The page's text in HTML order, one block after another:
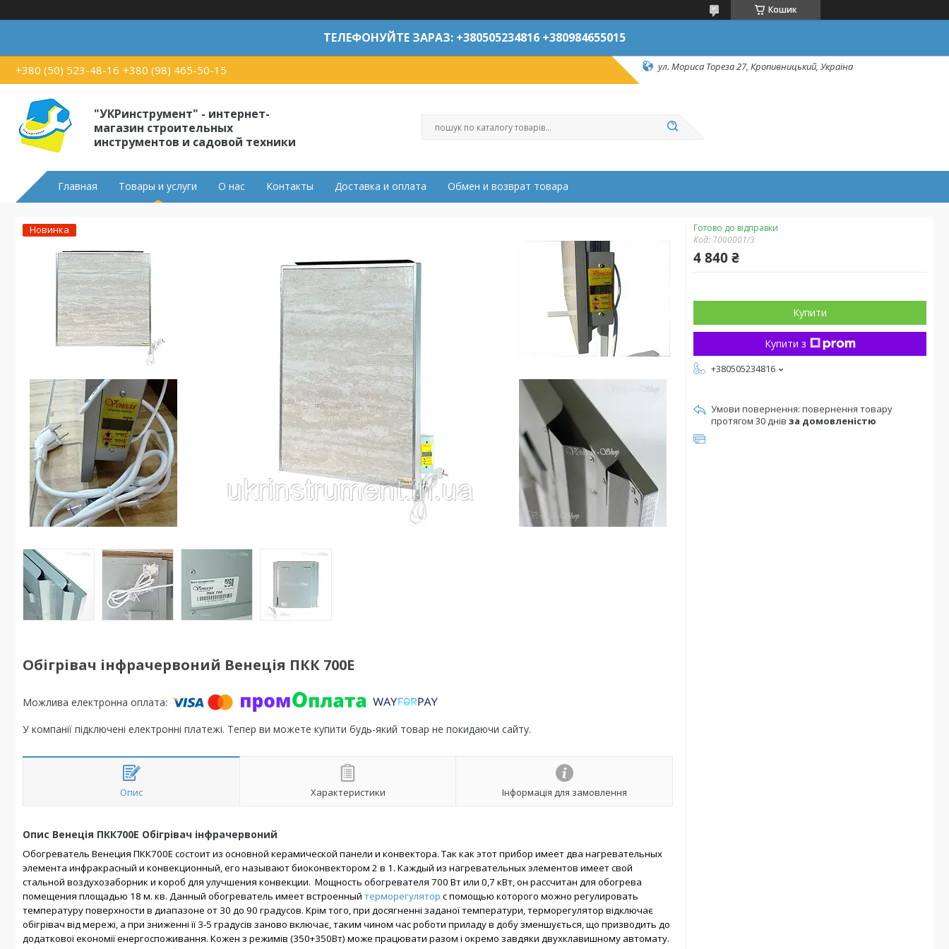
Кошик
ТЕЛЕФОНУЙТЕ ЗАРАЗ: +380505234816 +380984655015
+380 (50) 523-48-16 +380 (98) 465-50-15 ул. Мориса Тореза 27, Кропивницький, Україна
"УКРинструмент" - интернет-
магазин строительных
инструментов и садовой техники
Главная Товары и услуги О нас Контакты Доставка и оплата Обмен и возврат товара
Новинка
Обігрівач інфрачервоний Венеція ПКК 700E
У компанії підключені електронні платежі. Тепер ви можете купити будь-який товар не покидаючи сайту.
Опис Характеристики Інформація для замовлення
Опис Венеція ПКК700Е Обігрівач інфрачервоний
Обогреватель Венеция ПКК700Е состоит из основной керамической панели и конвектора. Так как этот прибор имеет два нагревательных
элемента инфракрасный и конвекционный, его называют биоконвектором 2 в 1. Каждый из нагревательных элементов имеет свой
стальной воздухозаборник и короб для улучшения конвекции. Мощность обогревателя 700 Вт или 0,7 кВт, он рассчитан для обогрева
помещения площадью 18 м. кв. Данный обогреватель имеет встроенный терморегулятор с помощью которого можно регулировать
температуру поверхности в диапазоне от 30 до 90 градусов. Крім того, при досягненні заданої температури, терморегулятор відключає
обігрівач від мережі, а при зниженні її 3-5 градусів заново включає, таким чином час роботи приладу в добу зменшується, що призводить до
додаткової економії енергоспоживання. Кожен з режимів (350+350Вт) може працювати разом і окремо завдяки двухклавишному автомату.
Готово до відправки
Код: 7000001/3
4 840 ₴
Купити
Купити з
+380505234816
повернення товару
протягом 30 днів за домовленістю